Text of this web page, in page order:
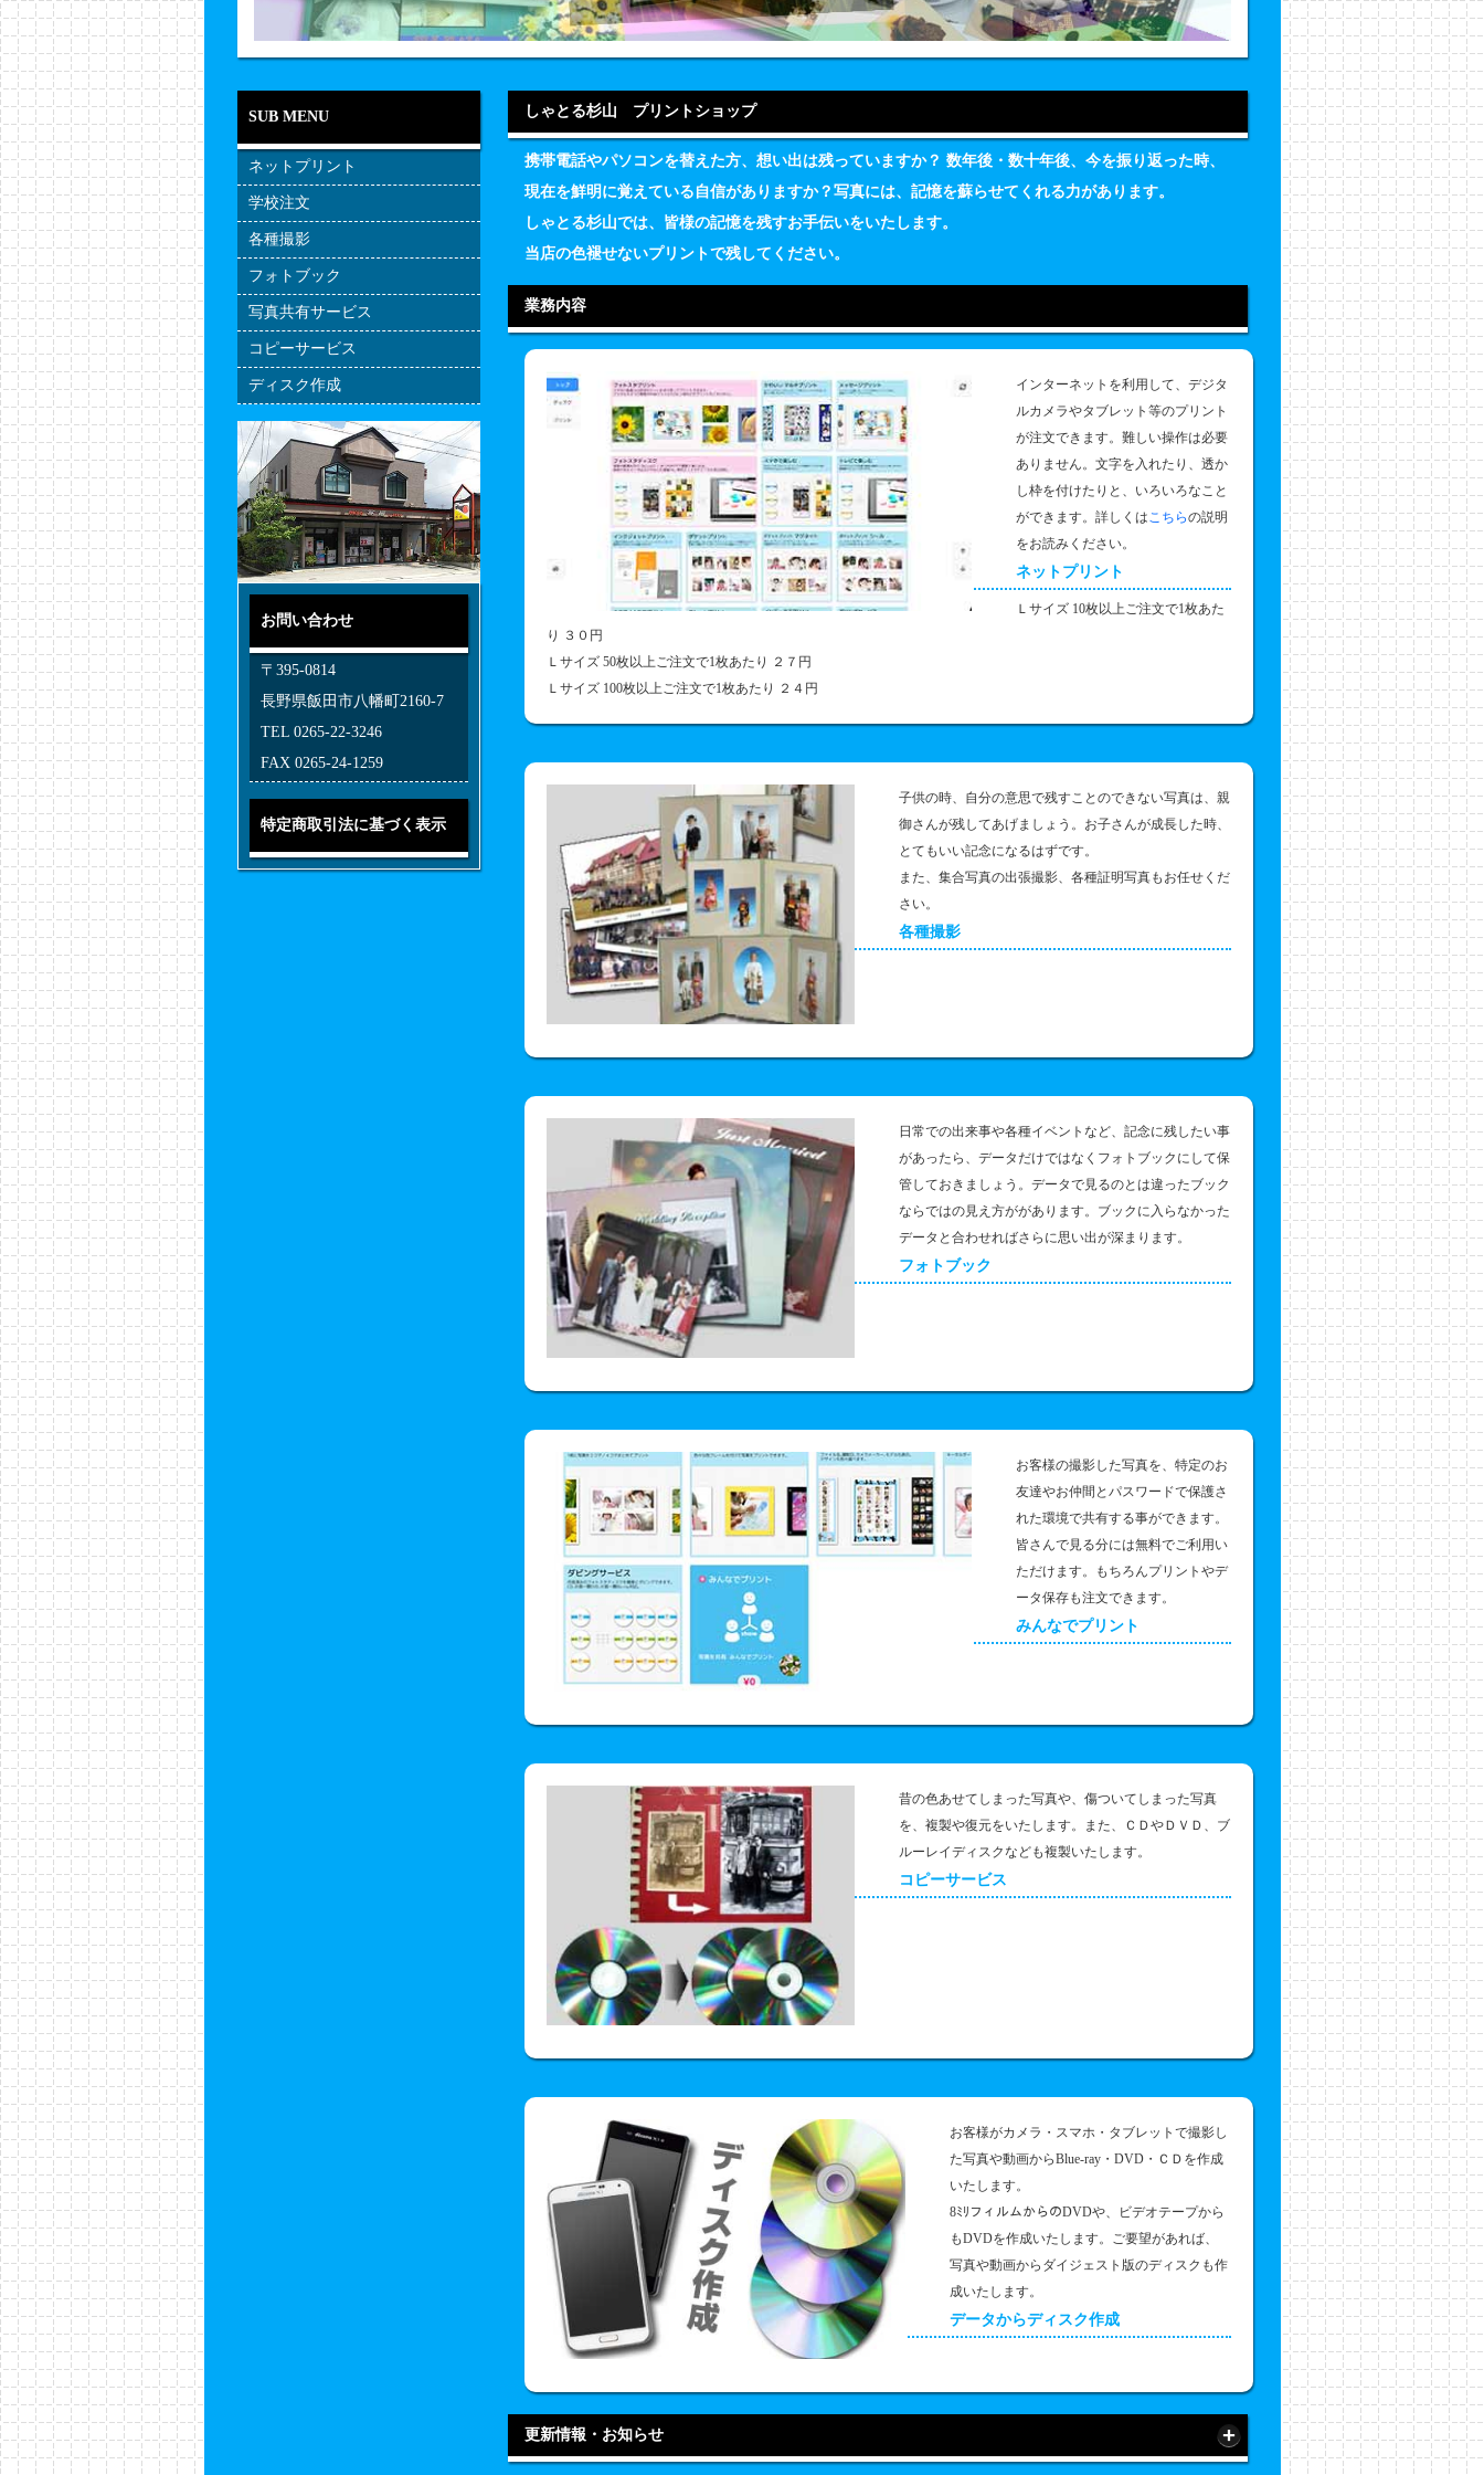
しゃとる杉山 プリントショップ
携帯電話やパソコンを替えた方、想い出は残っていますか？ 数年後・数十年後、今を振り返った時、
現在を鮮明に覚えている自信がありますか？写真には、記憶を蘇らせてくれる力があります。
しゃとる杉山では、皆様の記憶を残すお手伝いをいたします。
当店の色褪せないプリントで残してください。
業務内容
インターネットを利用して、デジタ
ルカメラやタブレット等のプリント
が注文できます。難しい操作は必要
ありません。文字を入れたり、透か
し枠を付けたりと、いろいろなこと
ができます。詳しくはこちらの説明
をお読みください。
ネットプリント
Ｌサイズ 10枚以上ご注文で1枚あた
り ３０円
Ｌサイズ 50枚以上ご注文で1枚あたり ２７円
Ｌサイズ 100枚以上ご注文で1枚あたり ２４円
子供の時、自分の意思で残すことのできない写真は、親
御さんが残してあげましょう。お子さんが成長した時、
とてもいい記念になるはずです。
また、集合写真の出張撮影、各種証明写真もお任せくだ
さい。
各種撮影
日常での出来事や各種イベントなど、記念に残したい事
があったら、データだけではなくフォトブックにして保
管しておきましょう。データで見るのとは違ったブック
ならではの見え方ががあります。ブックに入らなかった
データと合わせればさらに思い出が深まります。
フォトブック
お客様の撮影した写真を、特定のお
友達やお仲間とパスワードで保護さ
れた環境で共有する事ができます。
皆さんで見る分には無料でご利用い
ただけます。もちろんプリントやデ
ータ保存も注文できます。
みんなでプリント
昔の色あせてしまった写真や、傷ついてしまった写真
を、複製や復元をいたします。また、ＣＤやＤＶＤ、ブ
ルーレイディスクなども複製いたします。
コピーサービス
お客様がカメラ・スマホ・タブレットで撮影し
た写真や動画からBlue-ray・DVD・ＣＤを作成
いたします。
8ﾐﾘフィルムからのDVDや、ビデオテープから
もDVDを作成いたします。ご要望があれば、
写真や動画からダイジェスト版のディスクも作
成いたします。
データからディスク作成
更新情報・お知らせ
SUB MENU
ネットプリント
学校注文
各種撮影
フォトブック
写真共有サービス
コピーサービス
ディスク作成
お問い合わせ
〒395-0814
長野県飯田市八幡町2160-7
TEL 0265-22-3246
FAX 0265-24-1259
特定商取引法に基づく表示